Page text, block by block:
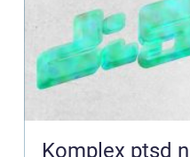
Komplex ptsd när livet har varit